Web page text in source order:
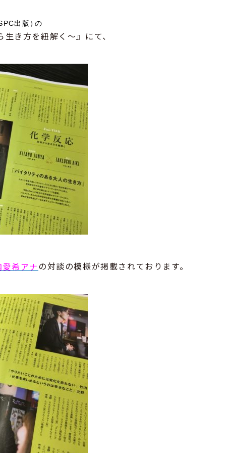
出版 ）の
き方を紐解く～』にて、
愛希アナ の対談の模様が掲載されております。